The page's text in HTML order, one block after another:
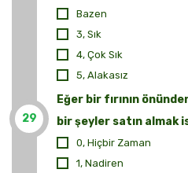
Bazen
3, Sık
4, Çok Sık
5, Alakasız
29
Eğer bir fırının
bir şeyler satın almak
0, Hiçbir Zaman
1, Nadiren